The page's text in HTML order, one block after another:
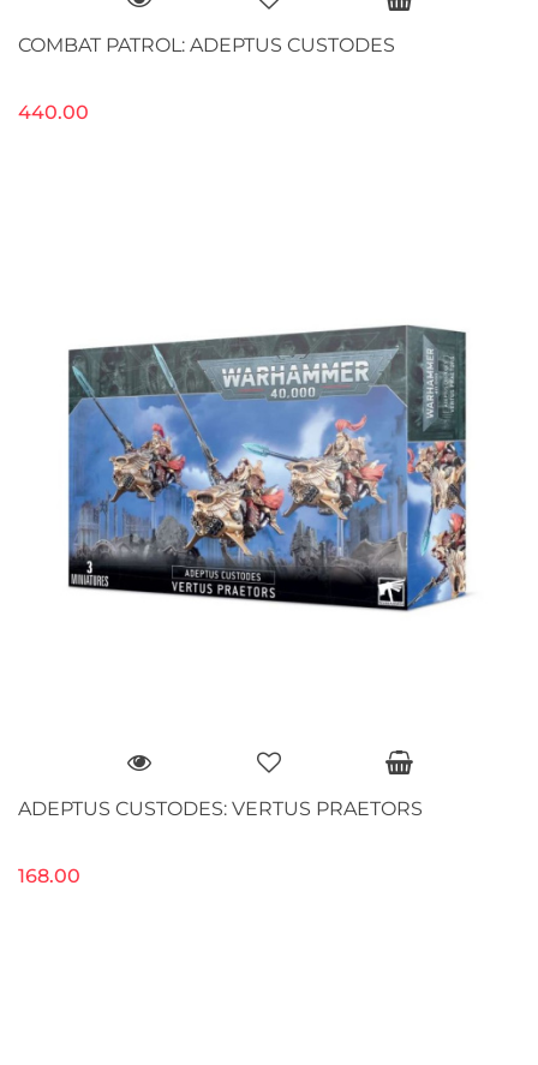
COMBAT PATROL: ADEPTUS CUSTODES
440.00
ADEPTUS CUSTODES: VERTUS PRAETORS
168.00